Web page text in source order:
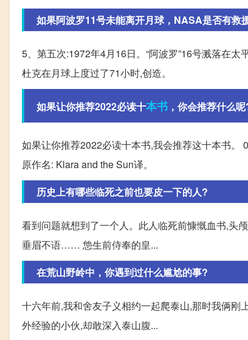
如果阿波罗11号未能离开月球，NASA是否有救
5、第五次:1972年4月16日。“阿波罗”16号溅落在
杜克在月球上度过了71小时,创造。
如果让你推荐2022必读十本书 ，你会推荐什么
如果让你推荐2022必读十本书,我会推荐这十本书。
原作名: Klara and the Sun译。
历史上有哪些临死之前也要皮一下的人?
看到问题就想到了一个人。此人临死前慷慨血书,头
垂眉不语…… 怹生前侍奉的皇...
在荒山野岭中，你遇到过什么尴尬的事?
十六年前,我和舍友子义相约一起爬泰山,那时我俩
外经验的小伙,却敢深入泰山腹...